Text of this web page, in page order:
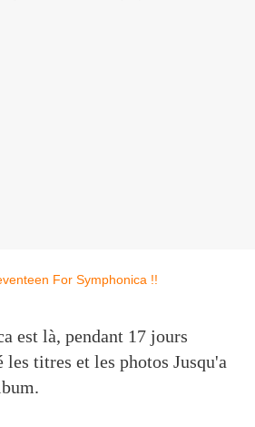
est là, pendant 17 jours
les titres et les photos Jusqu'a